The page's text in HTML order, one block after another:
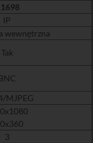
IP
wewnętrzna
Tak
MJPEG
3